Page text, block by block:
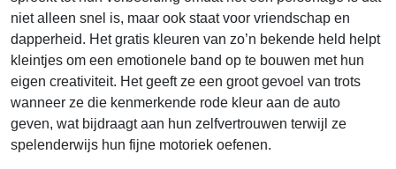
niet alleen snel is, maar ook staat voor vriendschap en
dapperheid. Het gratis kleuren van zo’n bekende held helpt
kleintjes om een emotionele band op te bouwen met hun
eigen creativiteit. Het geeft ze een groot gevoel van trots
wanneer ze die kenmerkende rode kleur aan de auto
geven, wat bijdraagt aan hun zelfvertrouwen terwijl ze
spelenderwijs hun fijne motoriek oefenen.